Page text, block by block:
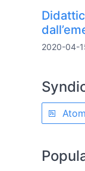
2020-04-